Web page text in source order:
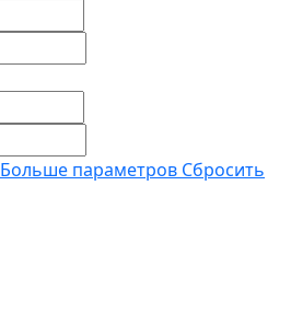
Больше параметров Сбросить